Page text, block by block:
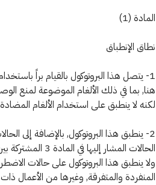
المادة (1)
نطاق الإنطباق
1- يتصل هذا البروتوكول بالقيام براً
هنا, بما في ذلك الألغام الموضوعة لمنع
لكنه لا ينطبق على استخدام الألغام
ولا ينطبق هذا البروتوكول على حالات
المنفردة والمتفرقة, وغيرها من الأعمال